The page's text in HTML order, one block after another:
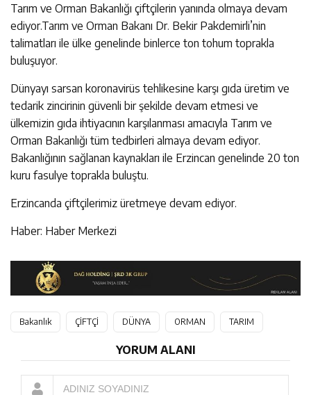
Tarım ve Orman Bakanlığı çiftçilerin yanında olmaya devam
ediyor.Tarım ve Orman Bakanı Dr. Bekir Pakdemirli’nin
talimatları ile ülke genelinde binlerce ton tohum toprakla
buluşuyor.
Dünyayı sarsan koronavirüs tehlikesine karşı gıda üretim ve
tedarik zincirinin güvenli bir şekilde devam etmesi ve
ülkemizin gıda ihtiyacının karşılanması amacıyla Tarım ve
Orman Bakanlığı tüm tedbirleri almaya devam ediyor.
Bakanlığının sağlanan kaynakları ile Erzincan genelinde 20 ton
kuru fasulye toprakla buluştu.
Erzincanda çiftçilerimiz üretmeye devam ediyor.
Haber: Haber Merkezi
Bakanlık ÇİFTÇİ DÜNYA ORMAN TARIM
YORUM ALANI